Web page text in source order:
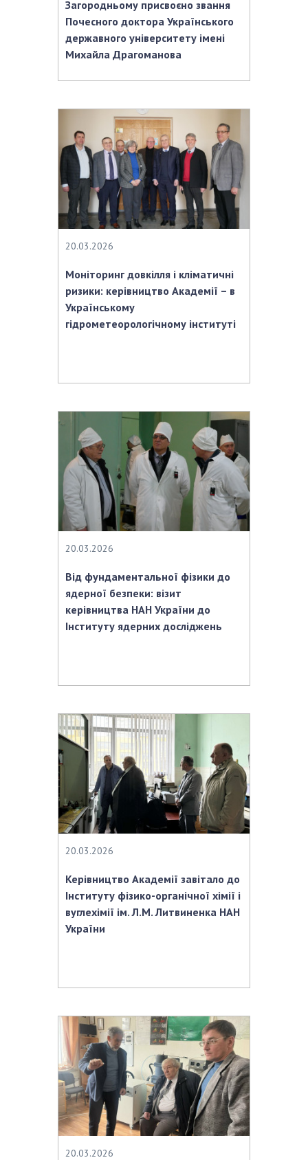
Загородньому присвоєно звання
Почесного доктора Українського
державного університету імені
Михайла Драгоманова
20.03.2026
Моніторинг довкілля і кліматичні
ризики: керівництво Академії – в
Українському
гідрометеорологічному інституті
20.03.2026
Від фундаментальної фізики до
ядерної безпеки: візит
керівництва НАН України до
Інституту ядерних досліджень
20.03.2026
Керівництво Академії завітало до
Інституту фізико-органічної хімії і
вуглехімії ім. Л.М. Литвиненка НАН
України
20.03.2026